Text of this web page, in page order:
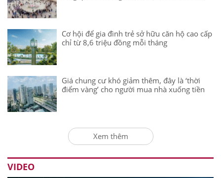
Cơ hội để gia đình trẻ sở hữu căn hộ cao cấp
chỉ từ 8,6 triệu đồng mỗi tháng
Giá chung cư khó giảm thêm, đây là ‘thời
điểm vàng’ cho người mua nhà xuống tiền
Xem thêm
VIDEO